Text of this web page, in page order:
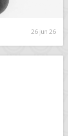
26 jun 26